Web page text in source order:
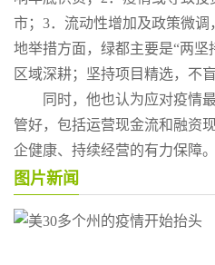
市；3．流动性增加及政策微
地举措方面，绿都主要是“两坚
区域深耕；坚持项目精选，不
同时，他也认为应对疫情
管好，包括运营现金流和融资
企健康、持续经营的有力保障。
图片新闻